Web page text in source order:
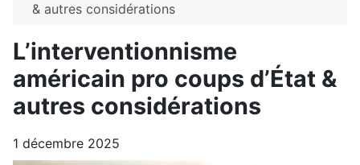
& autres considérations
L’interventionnisme
américain pro coups d’État &
autres considérations
1 décembre 2025